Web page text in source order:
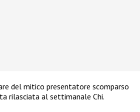
del mitico presentatore scomparso
rilasciata al settimanale Chi.